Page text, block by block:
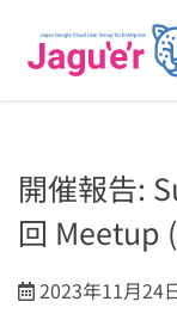
開催報告:
回 Meetup
2023年11月24